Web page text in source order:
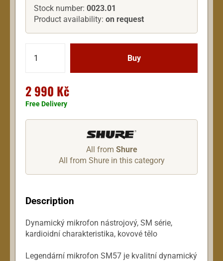
Stock number: 0023.01
Product availability: on request
2 990 Kč
Free Delivery
All from Shure
All from Shure in this category
Description
Dynamický mikrofon nástrojový, SM série,
kardioidní charakteristika, kovové tělo
Legendární mikrofon SM57 je kvalitní dynamický